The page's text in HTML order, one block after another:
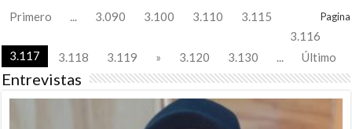
Pagina
Primero ... 3.090 3.100 3.110
3.115
3.116
3.117
3.118 3.119 » 3.120 3.130 ... Último
Entrevistas